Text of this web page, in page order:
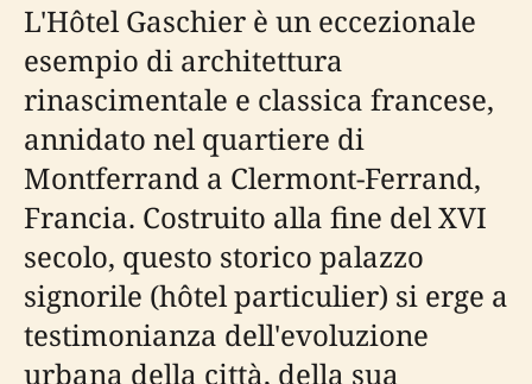
L'Hôtel Gaschier è un eccezionale
esempio di architettura
rinascimentale e classica francese,
annidato nel quartiere di
Montferrand a Clermont-Ferrand,
Francia. Costruito alla fine del XVI
secolo, questo storico palazzo
signorile (hôtel particulier) si erge a
testimonianza dell'evoluzione
urbana della città, della sua